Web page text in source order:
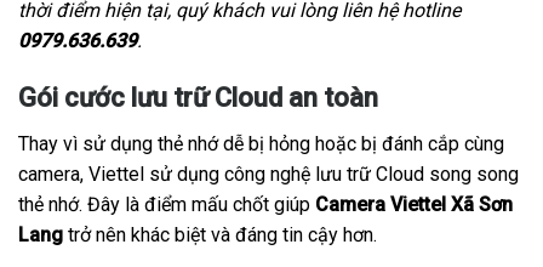
thời điểm hiện tại, quý khách vui lòng liên hệ hotline
0979.636.639.
Gói cước lưu trữ Cloud an toàn
Thay vì sử dụng thẻ nhớ dễ bị hỏng hoặc bị đánh cắp cùng
camera, Viettel sử dụng công nghệ lưu trữ Cloud song song
thẻ nhớ. Đây là điểm mấu chốt giúp Camera Viettel Xã Sơn
Lang trở nên khác biệt và đáng tin cậy hơn.